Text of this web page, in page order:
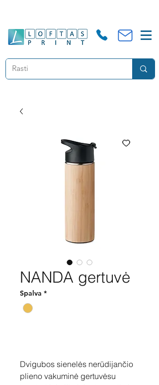
NANDA gertuvė
Spalva *
Dvigubos sienelės nerūdijančio
plieno vakuminė gertuvėsu